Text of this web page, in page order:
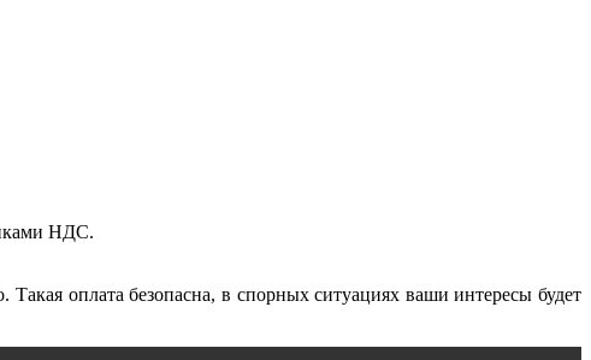
НДС.
оплата безопасна, в спорных ситуациях ваши интересы будет